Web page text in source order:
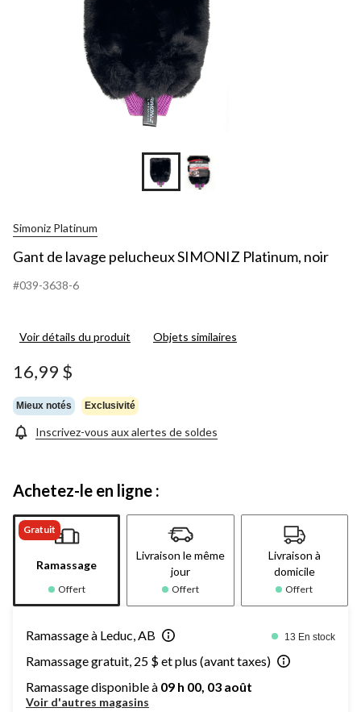
Simoniz Platinum
Gant de lavage pelucheux SIMONIZ Platinum, noir
#039-3638-6
Voir détails du produit Objets similaires
16,99 $
Mieux notés Exclusivité
Inscrivez-vous aux alertes de soldes
Achetez-le en ligne :
Gratuit
Ramassage
Offert
Livraison le même
jour
Offert
Livraison à
domicile
Offert
Ramassage à Leduc, AB 13 En stock
Ramassage gratuit, 25 $ et plus (avant taxes)
Ramassage disponible à 09 h 00, 03 août
Voir d'autres magasins